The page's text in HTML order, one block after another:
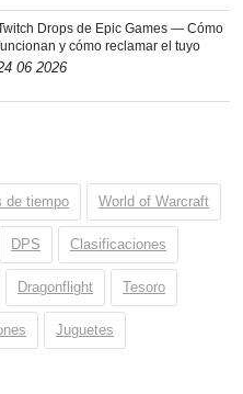
Drops de Epic Games — Cómo
y cómo reclamar el tuyo
06 2026
de tiempo World of Warcraft
DPS Clasificaciones
Dragonflight Tesoro
Juguetes